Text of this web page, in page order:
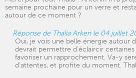
semaine prochaine pour un verre et
autour de ce moment ?
Réponse de Thalia Arken le 04 juillet
Oui, je vois une belle énergie autour
devrait permettre d'éclaircir
favoriser un rapprochement. Va-y
d'attentes, et profite du moment.